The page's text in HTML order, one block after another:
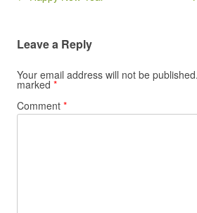
Leave a Reply
Your email address will not be published.
marked *
Comment *